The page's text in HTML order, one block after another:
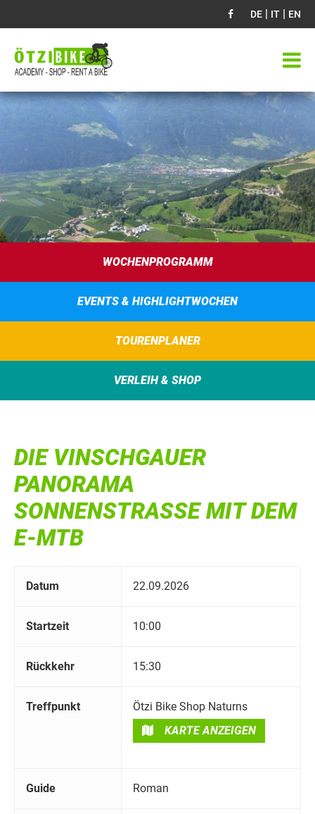
DE | IT | EN
WOCHENPROGRAMM
EVENTS & HIGHLIGHTWOCHEN
TOURENPLANER
VERLEIH & SHOP
DIE VINSCHGAUER
PANORAMA
SONNENSTRASSE MIT DEM E
-MTB
Datum 22.09.2026
Startzeit 10:00
Rückkehr 15:30
Treffpunkt
Ötzi Bike Shop Naturns
KARTE ANZEIGEN
Guide Roman